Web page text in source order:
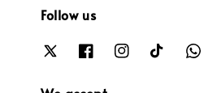
Follow us